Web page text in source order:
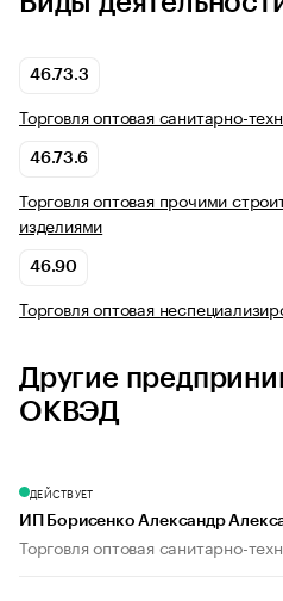
46.73.3
Торговля оптовая санитарно-
46.73.6
Торговля оптовая прочими
изделиями
46.90
Торговля оптовая
Другие
ОКВЭД
ДЕЙСТВУЕТ
ИП Борисенко Александр
Торговля оптовая санитарно-